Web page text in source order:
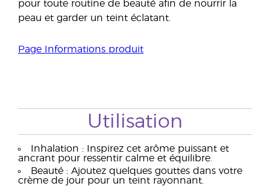
pour toute routine de beauté afin de nourrir la
peau et garder un teint éclatant.
Page Informations produit
Utilisation
Inhalation : Inspirez cet arôme puissant et
ancrant pour ressentir calme et équilibre.
Beauté : Ajoutez quelques gouttes dans votre
crème de jour pour un teint rayonnant.